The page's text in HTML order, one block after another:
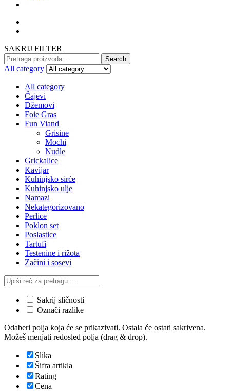
SAKRIJ FILTER
Search
for:
Search
All category
All category
Čajevi
Džemovi
Foie Gras
Fun Viand
Grisine
Mochi
Nudle
Grickalice
Kavijar
Kuhinjsko sirće
Kuhinjsko ulje
Namazi
Nekategorizovano
Perlice
Poklon set
Poslastice
Tartufi
Testenine i rižota
Začini i sosevi
Sakrij sličnosti
Označi razlike
Odaberi polja koja će se prikazivati. Ostala će ostati sakrivena.
Možeš menjati redosled polja (drag & drop).
Slika
Šifra artikla
Rating
Cena